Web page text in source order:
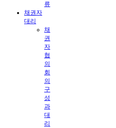
류
채권자
대리
채
권
자
협
의
회
의
구
성
과
대
리